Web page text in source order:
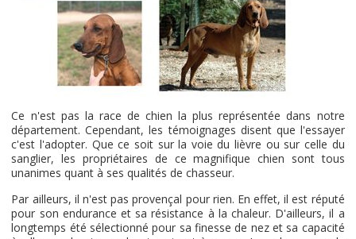
Ce n'est pas la race de chien la plus représentée dans notre
département. Cependant, les témoignages disent que l'essayer
c'est l'adopter. Que ce soit sur la voie du lièvre ou sur celle du
sanglier, les propriétaires de ce magnifique chien sont tous
unanimes quant à ses qualités de chasseur.
Par ailleurs, il n'est pas provençal pour rien. En effet, il est réputé
pour son endurance et sa résistance à la chaleur. D'ailleurs, il a
longtemps été sélectionné pour sa finesse de nez et sa capacité